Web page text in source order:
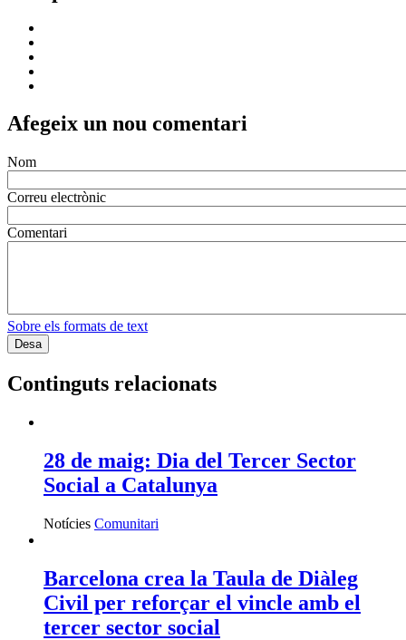
Afegeix un nou comentari
Nom
Correu electrònic
Comentari
Sobre els formats de text
Continguts relacionats
28 de maig: Dia del Tercer Sector
Social a Catalunya
Notícies Comunitari
Barcelona crea la Taula de Diàleg
Civil per reforçar el vincle amb el
tercer sector social